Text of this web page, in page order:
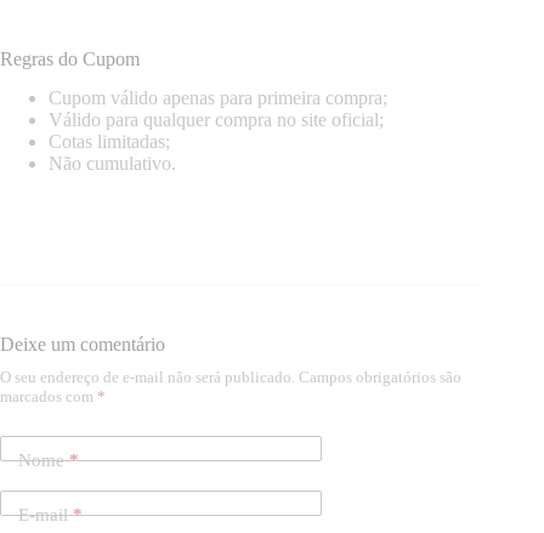
Regras do Cupom
Cupom válido apenas para primeira compra;
Válido para qualquer compra no site oficial;
Cotas limitadas;
Não cumulativo.
Deixe um comentário
O seu endereço de e-mail não será publicado. Campos obrigatórios são
marcados com *
Nome*
E-mail*